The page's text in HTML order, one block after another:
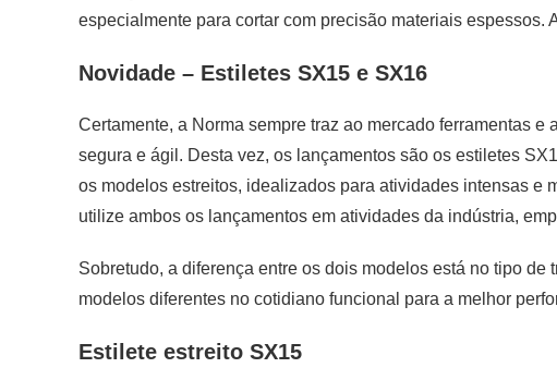
especialmente para cortar com precisão materiais espessos.
Novidade – Estiletes SX15 e SX16
Certamente, a Norma sempre traz ao mercado ferramentas
segura e ágil. Desta vez, os lançamentos são os estiletes
os modelos estreitos, idealizados para atividades intensas e
utilize ambos os lançamentos em atividades da indústria,
Sobretudo, a diferença entre os dois modelos está no tipo
modelos diferentes no cotidiano funcional para a melhor
Estilete estreito SX15